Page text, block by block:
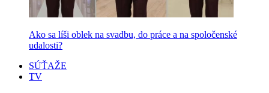
Ako sa líši oblek na svadbu, do práce a na spoločenské
udalosti?
SÚŤAŽE
TV